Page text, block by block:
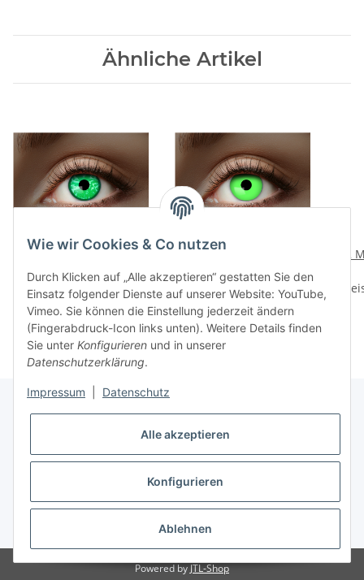
Ähnliche Artikel
UV 12
Monatskontaktlinsen
Flash Green Diamond
Preise nach Anmeldung
sichtbar
Monatskontaktlinsen
Flash Green
Preise nach Anmeldung
sichtbar
12
Gesetzliche Informationen
* Alle Preise inkl. gesetzlicher USt.
Powered byJTL-Shop
Wie wir Cookies & Co nutzen
Durch Klicken auf „Alle akzeptieren“ gestatten Sie den
Einsatz folgender Dienste auf unserer Website: YouTube,
Vimeo. Sie können die Einstellung jederzeit ändern
(Fingerabdruck-Icon links unten). Weitere Details finden
Sie unter Konfigurieren und in unserer
Datenschutzerklärung.
Impressum Datenschutz
Alle akzeptieren
Konfigurieren
Ablehnen